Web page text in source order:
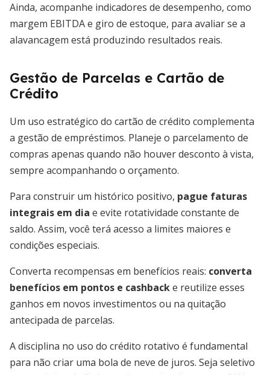
Ainda, acompanhe indicadores de desempenho, como
margem EBITDA e giro de estoque, para avaliar se a
alavancagem está produzindo resultados reais.
Gestão de Parcelas e Cartão de
Crédito
Um uso estratégico do cartão de crédito complementa
a gestão de empréstimos. Planeje o parcelamento de
compras apenas quando não houver desconto à vista,
sempre acompanhando o orçamento.
Para construir um histórico positivo, pague faturas
integrais em dia e evite rotatividade constante de
saldo. Assim, você terá acesso a limites maiores e
condições especiais.
Converta recompensas em benefícios reais: converta
benefícios em pontos e cashbacke reutilize esses
ganhos em novos investimentos ou na quitação
antecipada de parcelas.
A disciplina no uso do crédito rotativo é fundamental
para não criar uma bola de neve de juros. Seja seletivo